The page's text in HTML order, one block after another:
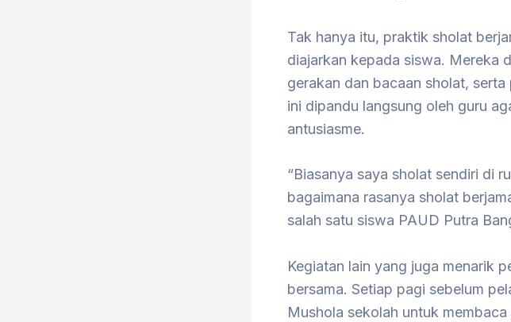
Tak hanya itu, praktik sholat
diajarkan kepada siswa. Mereka
gerakan dan bacaan sholat,
ini dipandu langsung oleh guru
antusiasme.
“Biasanya saya sholat sendiri di
bagaimana rasanya sholat
salah satu siswa PAUD Putra
Kegiatan lain yang juga menarik
bersama. Setiap pagi sebelum
Mushola sekolah untuk